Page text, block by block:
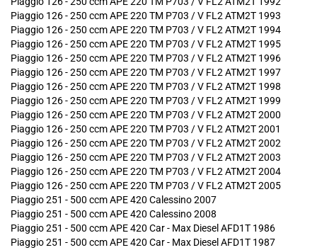
Piaggio 126 - 250 ccm APE 220 TM P703 / V FL2 ATM2T 1993
Piaggio 126 - 250 ccm APE 220 TM P703 / V FL2 ATM2T 1994
Piaggio 126 - 250 ccm APE 220 TM P703 / V FL2 ATM2T 1995
Piaggio 126 - 250 ccm APE 220 TM P703 / V FL2 ATM2T 1996
Piaggio 126 - 250 ccm APE 220 TM P703 / V FL2 ATM2T 1997
Piaggio 126 - 250 ccm APE 220 TM P703 / V FL2 ATM2T 1998
Piaggio 126 - 250 ccm APE 220 TM P703 / V FL2 ATM2T 1999
Piaggio 126 - 250 ccm APE 220 TM P703 / V FL2 ATM2T 2000
Piaggio 126 - 250 ccm APE 220 TM P703 / V FL2 ATM2T 2001
Piaggio 126 - 250 ccm APE 220 TM P703 / V FL2 ATM2T 2002
Piaggio 126 - 250 ccm APE 220 TM P703 / V FL2 ATM2T 2003
Piaggio 126 - 250 ccm APE 220 TM P703 / V FL2 ATM2T 2004
Piaggio 126 - 250 ccm APE 220 TM P703 / V FL2 ATM2T 2005
Piaggio 251 - 500 ccm APE 420 Calessino 2007
Piaggio 251 - 500 ccm APE 420 Calessino 2008
Piaggio 251 - 500 ccm APE 420 Car - Max Diesel AFD1T 1986
Piaggio 251 - 500 ccm APE 420 Car - Max Diesel AFD1T 1987